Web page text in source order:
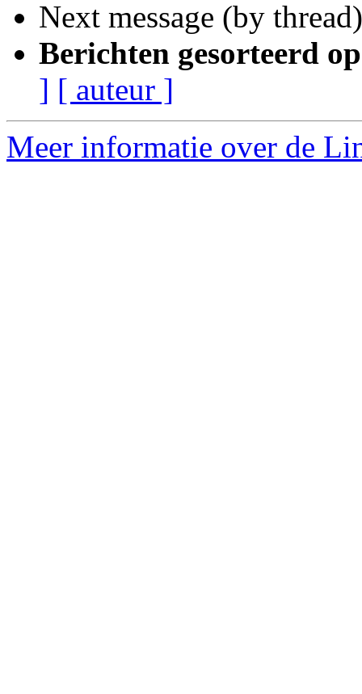
Next message (by
Berichten gesorteerd
] [ auteur ]
Meer informatie over de